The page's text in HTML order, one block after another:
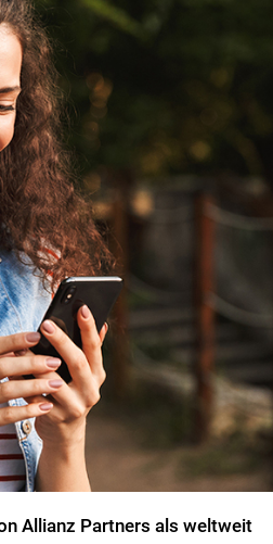
Allianz Partners als weltweit